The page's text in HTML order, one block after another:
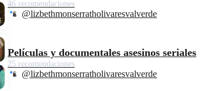
46 recomendaciones
@lizbethmonserratholivaresvalverde
Películas y documentales asesinos seriales
25 recomendaciones
@lizbethmonserratholivaresvalverde